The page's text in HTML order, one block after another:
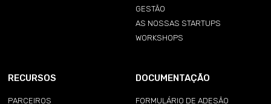
GESTÃO
AS NOSSAS STARTUPS
WORKSHOPS
RECURSOS
PARCEIROS
DOCUMENTAÇÃO
FORMULÁRIO DE ADESÃO